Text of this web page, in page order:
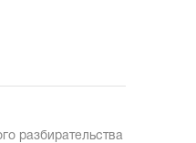
разбирательства